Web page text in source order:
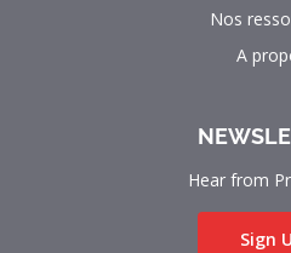
Nos
A
Hear from
Sign